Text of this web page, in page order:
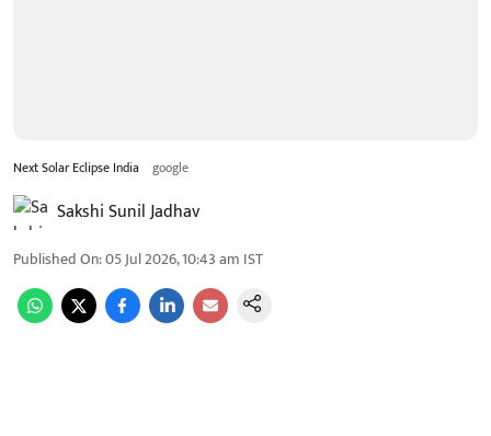
Next Solar Eclipse India google
Sakshi Sunil Jadhav
Published On:05 Jul 2026, 10:43 am IST